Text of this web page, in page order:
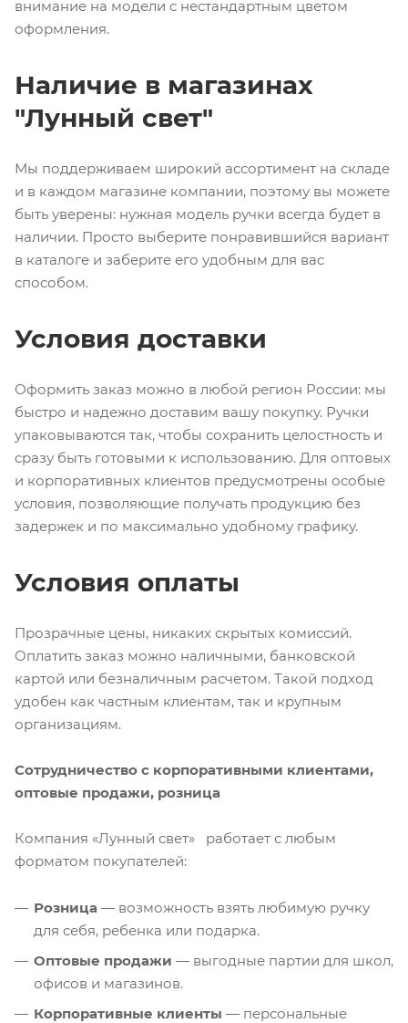
внимание на модели с нестандартным цветом
оформления.
Наличие в магазинах
"Лунный свет"
Мы поддерживаем широкий ассортимент на складе
и в каждом магазине компании, поэтому вы можете
быть уверены: нужная модель ручки всегда будет в
наличии. Просто выберите понравившийся вариант
в каталоге и заберите его удобным для вас
способом.
Условия доставки
Оформить заказ можно в любой регион России: мы
быстро и надежно доставим вашу покупку. Ручки
упаковываются так, чтобы сохранить целостность и
сразу быть готовыми к использованию. Для оптовых
и корпоративных клиентов предусмотрены особые
условия, позволяющие получать продукцию без
задержек и по максимально удобному графику.
Условия оплаты
Прозрачные цены, никаких скрытых комиссий.
Оплатить заказ можно наличными, банковской
картой или безналичным расчетом. Такой подход
удобен как частным клиентам, так и крупным
организациям.
Сотрудничество с корпоративными клиентами,
оптовые продажи, розница
Компания «Лунный свет» работает с любым
форматом покупателей:
Розница — возможность взять любимую ручку
для себя, ребенка или подарка.
Оптовые продажи — выгодные партии для школ,
офисов и магазинов.
Корпоративные клиенты — персональные